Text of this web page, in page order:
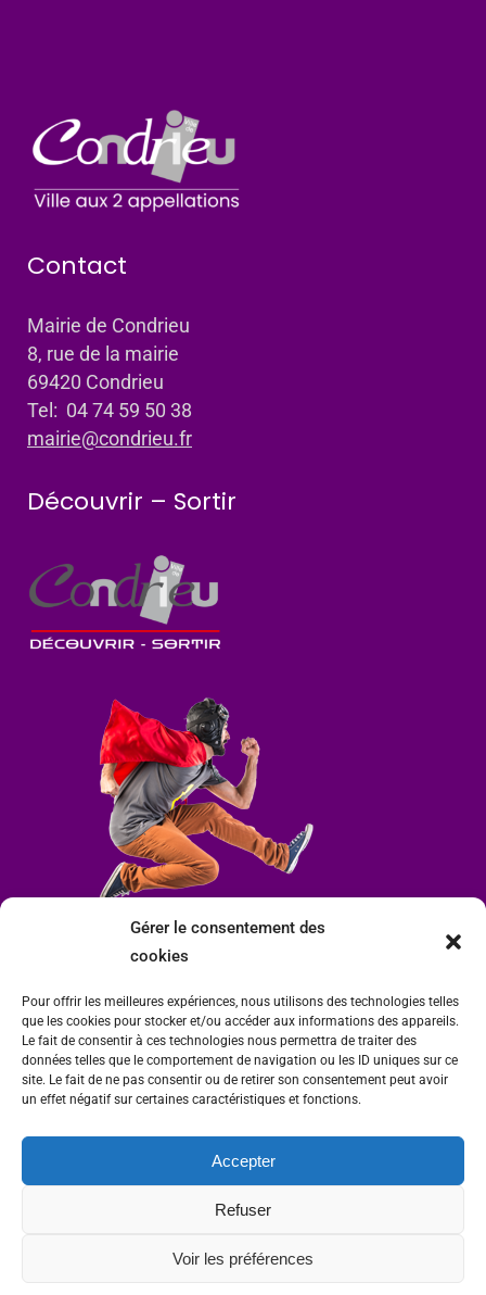
Gérer le consentement des
cookies
Pour offrir les meilleures expériences, nous utilisons des technologies telles
que les cookies pour stocker et/ou accéder aux informations des appareils.
Le fait de consentir à ces technologies nous permettra de traiter des
données telles que le comportement de navigation ou les ID uniques sur ce
site. Le fait de ne pas consentir ou de retirer son consentement peut avoir
un effet négatif sur certaines caractéristiques et fonctions.
Accepter
Refuser
Voir les préférences
Contact
Mairie de Condrieu
8, rue de la mairie
69420 Condrieu
Tel: 04 74 59 50 38
mairie@condrieu.fr
Découvrir – Sortir
Mairie de Condrieu | Copyright © 2023 |Mentions légales
Thierry Caizes Freelance| Photos parOmbre et Matière - Photographe